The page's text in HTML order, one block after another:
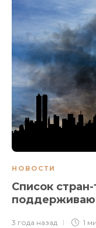
НОВОСТИ
Список
3 года назад 1